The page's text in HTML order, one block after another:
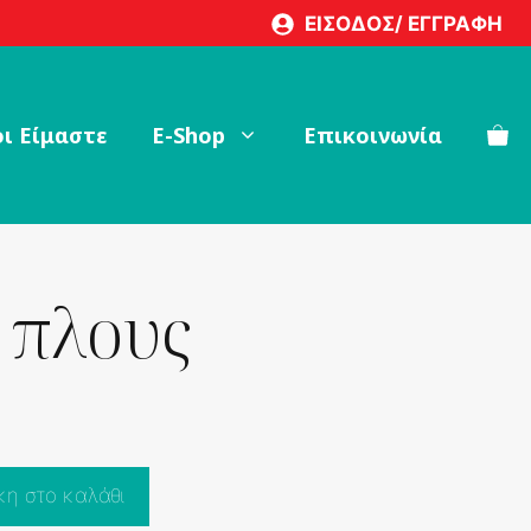
ΕΙΣΟΔΟΣ/ ΕΓΓΡΑΦΗ
Είμαστε Ε-Shop Επικοινωνία
στο καλάθι